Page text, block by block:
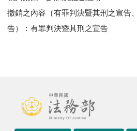
撤銷之內容（有罪判決暨其刑之宣告
告）：有罪判決暨其刑之宣告